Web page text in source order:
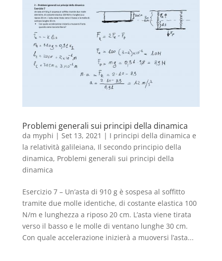
Problemi generali sui principi della dinamica
da myphi | Set 13, 2021 | I principi della dinamica e
la relatività galileiana, Il secondo principio della
dinamica, Problemi generali sui principi della
dinamica
Esercizio 7 – Un’asta di 910 g è sospesa al soffitto
tramite due molle identiche, di costante elastica 100
N/m e lunghezza a riposo 20 cm. L’asta viene tirata
verso il basso e le molle di ventano lunghe 30 cm.
Con quale accelerazione inizierà a muoversi l’asta...